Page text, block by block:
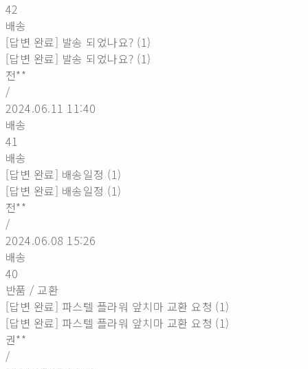
42
배송
[답변 완료] 발송 되었나요? (1)
[답변 완료] 발송 되었나요? (1)
전**
/
2024.06.11 11:40
배송
41
배송
[답변 완료] 배송일정 (1)
[답변 완료] 배송일정 (1)
전**
/
2024.06.08 15:26
배송
40
반품 / 교환
[답변 완료] 파스텔 플라워 앞치마 교환 요청 (1)
[답변 완료] 파스텔 플라워 앞치마 교환 요청 (1)
권**
/